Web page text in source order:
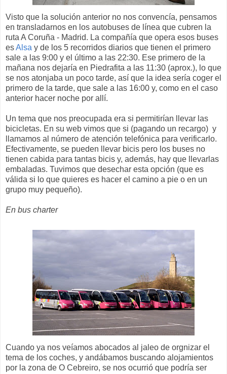
Visto que la solución anterior no nos convencía, pensamos
en transladarnos en los autobuses de línea que cubren la
ruta A Coruña - Madrid. La compañía que opera esos buses
esAlsa y de los 5 recorridos diarios que tienen el primero
sale a las 9:00 y el último a las 22:30. Ese primero de la
mañana nos dejaría en Piedrafita a las 11:30 (aprox.), lo que
se nos atonjaba un poco tarde, así que la idea sería coger el
primero de la tarde, que sale a las 16:00 y, como en el caso
anterior hacer noche por allí.
Un tema que nos preocupada era si permitirían llevar las
bicicletas. En su web vimos que si (pagando un recargo) y
llamamos al número de atención telefónica para verificarlo.
Efectivamente, se pueden llevar bicis pero los buses no
tienen cabida para tantas bicis y, además, hay que llevarlas
embaladas. Tuvimos que desechar esta opción (que es
válida si lo que quieres es hacer el camino a pie o en un
grupo muy pequeño).
En bus charter
Cuando ya nos veíamos abocados al jaleo de orgnizar el
tema de los coches, y andábamos buscando alojamientos
por la zona de O Cebreiro, se nos ocurrió que podría ser